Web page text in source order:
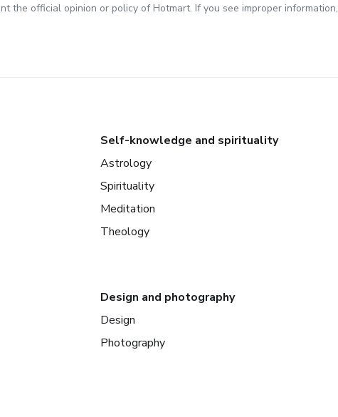
the official opinion or policy of Hotmart. If you see improper information,
Self-knowledge and spirituality
Astrology
Spirituality
Meditation
Theology
Design and photography
Design
Photography